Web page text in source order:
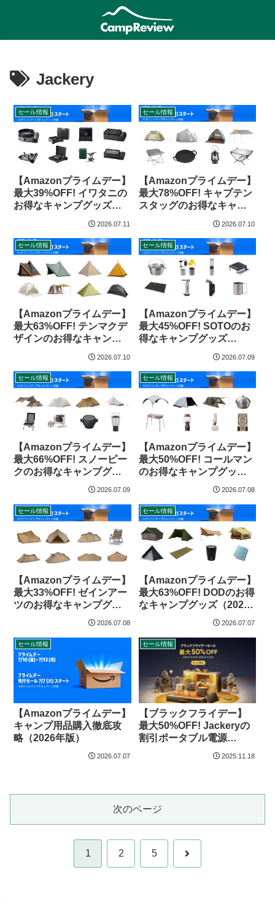
Jackery
セール情報
【Amazonプライムデー】
最大39%OFF! イワタニの
お得なキャンプグッズ
2026.07.11
セール情報
【Amazonプライムデー】
最大78%OFF! キャプテン
スタッグのお得なキャン
2026.07.10
セール情報
【Amazonプライムデー】
最大63%OFF! テンマクデ
ザインのお得なキャンプ
2026.07.10
セール情報
【Amazonプライムデー】
最大45%OFF! SOTOのお
得なキャンプグッズ
2026.07.09
セール情報
【Amazonプライムデー】
最大66%OFF! スノーピー
クのお得なキャンプグッ
2026.07.09
セール情報
【Amazonプライムデー】
最大50%OFF! コールマン
のお得なキャンプグッズ
2026.07.08
セール情報
【Amazonプライムデー】
最大33%OFF! ゼインアー
ツのお得なキャンプグッ
2026.07.08
セール情報
【Amazonプライムデー】
最大63%OFF! DODのお得
なキャンプグッズ（2026
2026.07.07
セール情報
【Amazonプライムデー】
キャンプ用品購入徹底攻
略（2026年版）
2026.07.07
セール情報
【ブラックフライデー】
最大50%OFF! Jackeryの
割引ポータブル電源
2025.11.18
次のページ
1 2 5 次